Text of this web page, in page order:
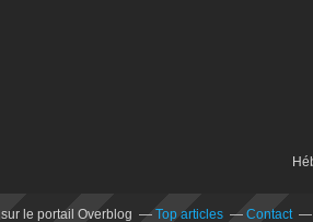
sur le portail Overblog Top articles Contact